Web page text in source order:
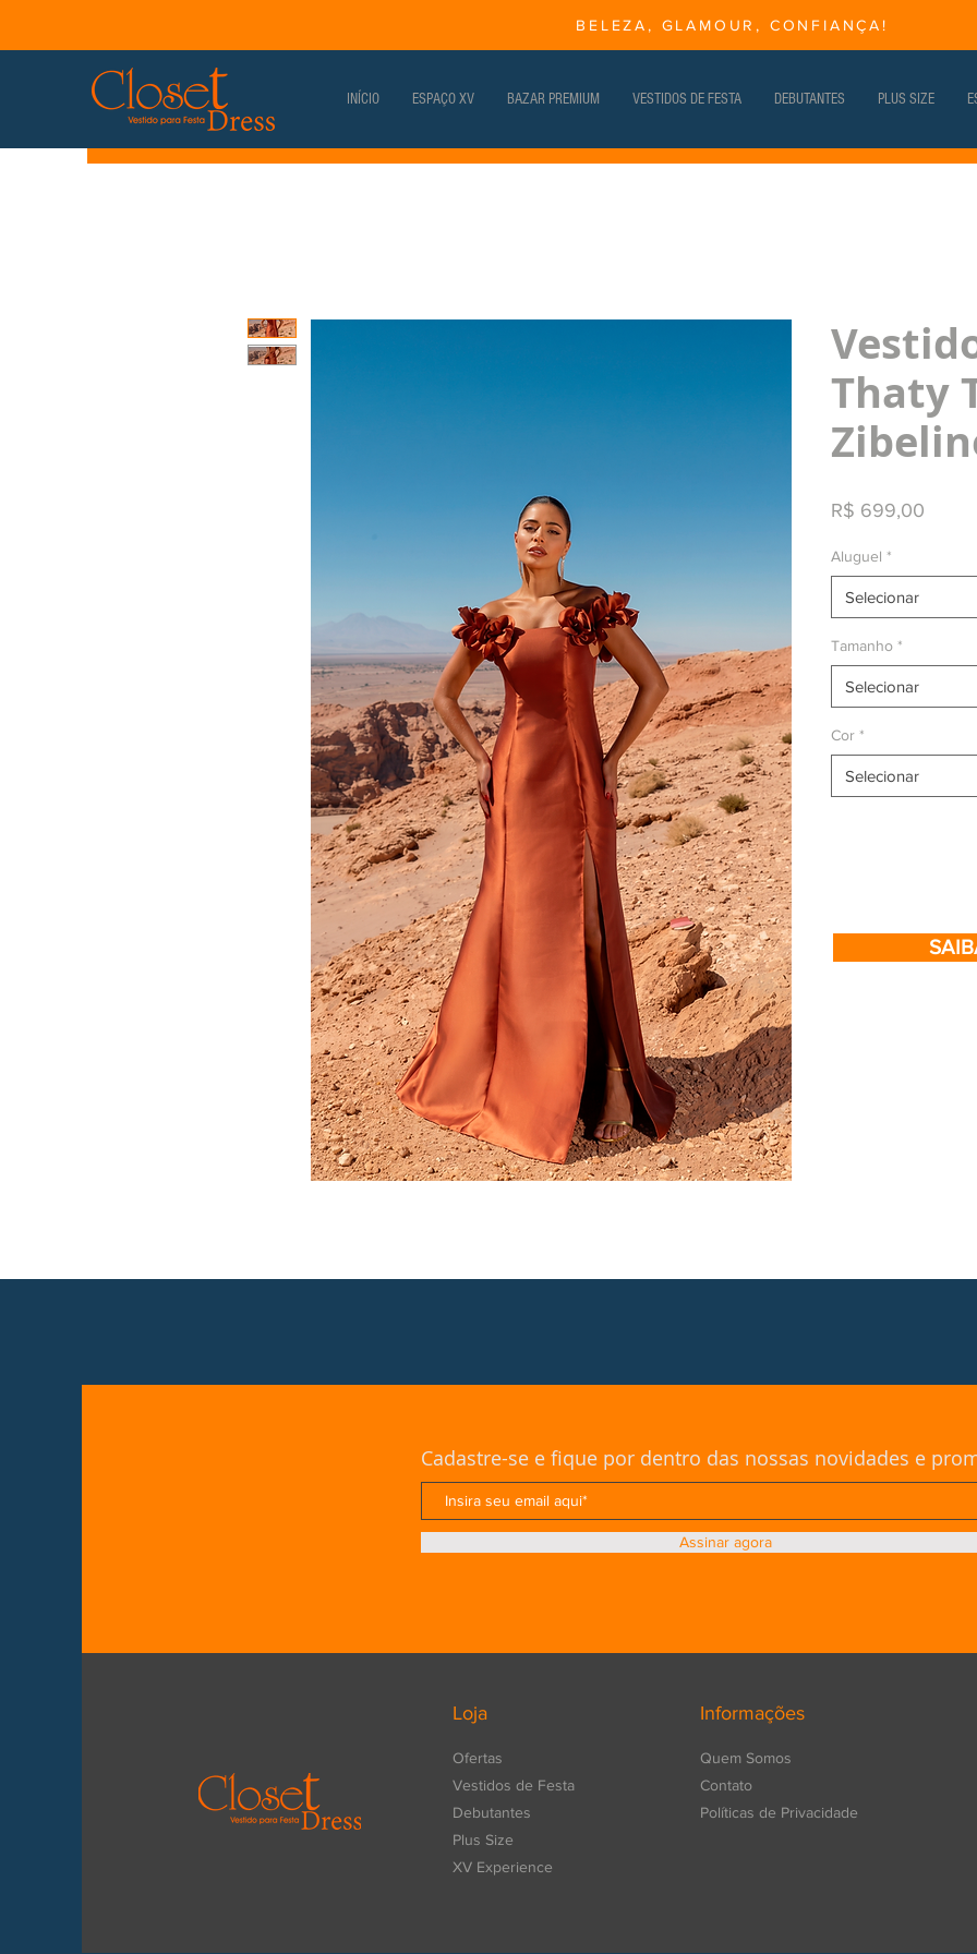
BELEZA, GLAMOUR, CONFIANÇA!
INÍCIO ESPAÇO XV BAZAR PREMIUM VESTIDOS DE FESTA DEBUTANTES PLUS SIZE
Thaty
R$ 699,00
Aluguel *
Selecionar
Tamanho *
Selecionar
Cor *
Selecionar
Cadastre-se e fique por dentro das nossas novidades e
Assinar agora
Loja
Ofertas
Vestidos de Festa
Debutantes
Plus Size
XV Experience
Informações
Quem Somos
Contato
Políticas de Privacidade